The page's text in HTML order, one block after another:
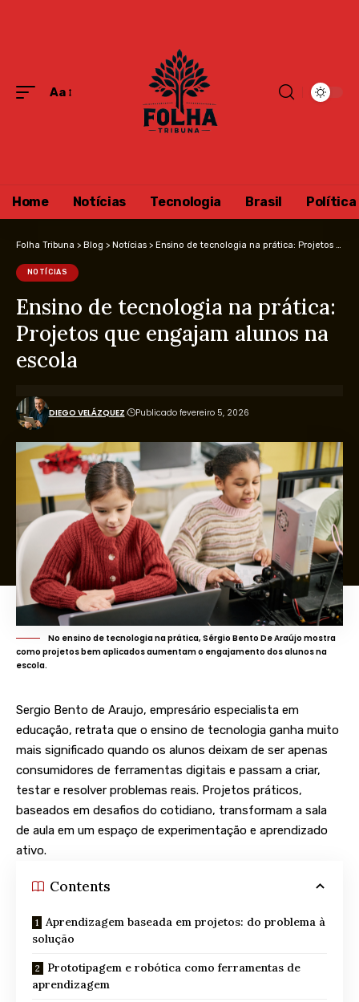
Aa
Home Notícias Tecnologia Brasil Política
Folha Tribuna > Blog > Notícias > Ensino de tecnologia na prática: Projetos que engajam alunos na escola
NOTÍCIAS
Ensino de tecnologia na prática:
Projetos que engajam alunos na
escola
DIEGO VELÁZQUEZ Publicado fevereiro 5, 2026
No ensino de tecnologia na prática, Sérgio Bento De Araújo mostra
como projetos bem aplicados aumentam o engajamento dos alunos na
escola.
Sergio Bento de Araujo, empresário especialista em
educação, retrata que o ensino de tecnologia ganha muito
mais significado quando os alunos deixam de ser apenas
consumidores de ferramentas digitais e passam a criar,
testar e resolver problemas reais. Projetos práticos,
baseados em desafios do cotidiano, transformam a sala
de aula em um espaço de experimentação e aprendizado
ativo.
Contents
Aprendizagem baseada em projetos: do problema à
solução
Prototipagem e robótica como ferramentas de
aprendizagem